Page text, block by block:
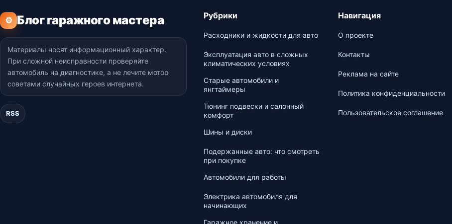
⚙ Блог гаражного мастера
Материалы носят информационный характер.
При сложной неисправности проверяйте
автомобиль на диагностике, а не лечите мотор
советами случайных героев интернета.
RSS
Рубрики
Расходники и жидкости для авто
Эксплуатация авто в сложных
климатических условиях
Старые автомобили и
янгтаймеры
Тюнинг подвески и салонный
комфорт
Шины и диски
Подержанные авто: что смотреть
при покупке
Автомобили для работы
Электрика автомобиля для
начинающих
Гаражное хранение и
Навигация
О проекте
Контакты
Реклама на сайте
Политика конфиденциальности
Пользовательское соглашение